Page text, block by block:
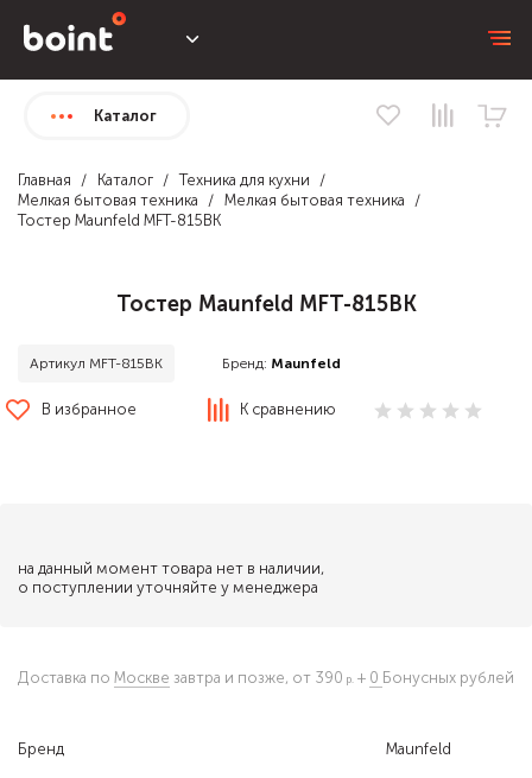
Каталог
Главная Каталог
Техника для кухни
Мелкая бытовая техника
Мелкая бытовая техника
Тостер Maunfeld MFT-815BK
Тостер Maunfeld MFT-815BK
Артикул MFT-815BK Бренд: Maunfeld
В избранное К сравнению
Бренд Maunfeld
на данный момент товара нет в наличии,
о поступлении уточняйте у менеджера
Доставка по Москве завтра и позже, от 390 + 0 Бонусных рублей